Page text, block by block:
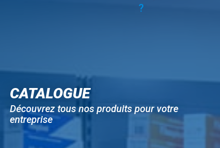
?
CATALOGUE
Découvrez tous nos produits pour votre
entreprise